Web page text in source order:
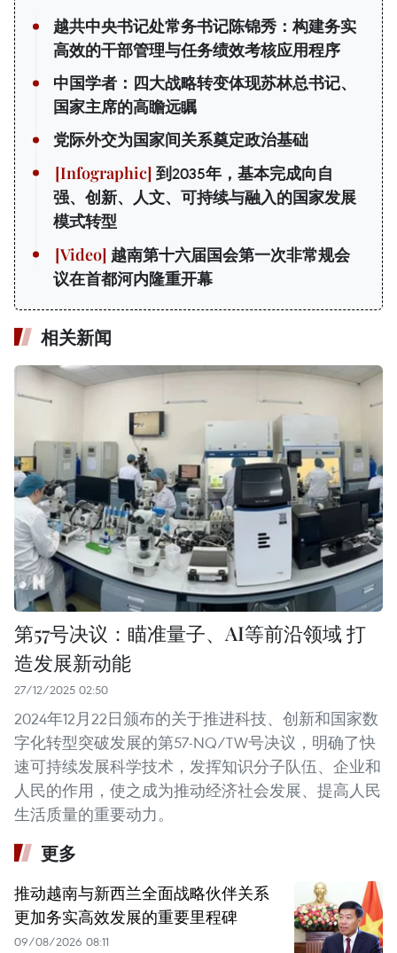
越共中央书记处常务书记陈锦秀：构建务实
高效的干部管理与任务绩效考核应用程序
中国学者：四大战略转变体现苏林总书记、
国家主席的高瞻远瞩
党际外交为国家间关系奠定政治基础
到2035年，基本完成向自
强、创新、人文、可持续与融入的国家发展
模式转型
越南第十六届国会第一次非常规会
议在首都河内隆重开幕
相关新闻
第57号决议：瞄准量子、AI等前沿领域 打
造发展新动能
27/12/2025 02:50
2024年12月22日颁布的关于推进科技、创新和国家数
字化转型突破发展的第57-NQ/TW号决议，明确了快
速可持续发展科学技术，发挥知识分子队伍、企业和
人民的作用，使之成为推动经济社会发展、提高人民
生活质量的重要动力。
更多
推动越南与新西兰全面战略伙伴关系
更加务实高效发展的重要里程碑
09/08/2026 08:11